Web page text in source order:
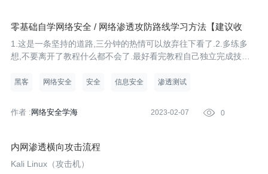
零基础自学网络安全 / 网络渗透攻防路线学习方法【建议收
藏】
1.这是一条坚持的道路,三分钟的热情可以放弃往下看了.2.多练多
想,不要离开了教程什么都不会了.最好看完教程自己独立完成技术
谁会无聊天天给你做解答.4.遇到实在搞不懂的,可以先放放,以后再
黑客 网络安全 安全 信息安全 渗透测试
作者 : 网络安全学海 2023-02-07  0
内网渗透横向攻击流程
Kali Linux（攻击机）